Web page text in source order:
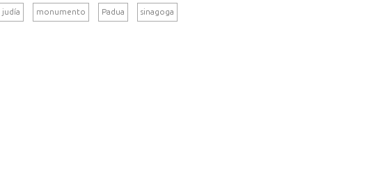
judía monumento Padua sinagoga